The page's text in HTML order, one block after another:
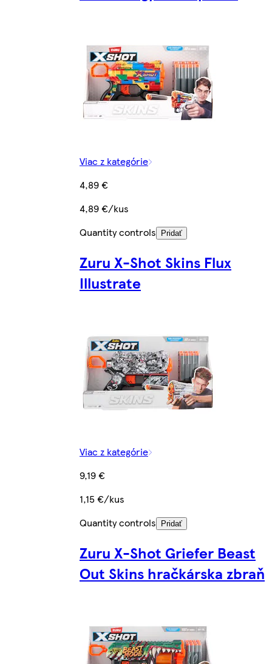
Viac z kategórie
4,89 €
4,89 €/kus
Quantity controls
Pridať
Zuru X-Shot Skins Flux
Illustrate
Viac z kategórie
9,19 €
1,15 €/kus
Quantity controls
Pridať
Zuru X-Shot Griefer Beast
Out Skins hračkárska zbraň